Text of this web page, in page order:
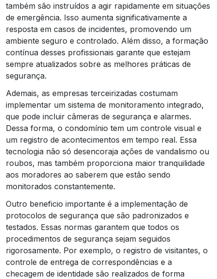
também são instruídos a agir rapidamente em situações
de emergência. Isso aumenta significativamente a
resposta em casos de incidentes, promovendo um
ambiente seguro e controlado. Além disso, a formação
contínua desses profissionais garante que estejam
sempre atualizados sobre as melhores práticas de
segurança.
Ademais, as empresas terceirizadas costumam
implementar um sistema de monitoramento integrado,
que pode incluir câmeras de segurança e alarmes.
Dessa forma, o condomínio tem um controle visual e
um registro de acontecimentos em tempo real. Essa
tecnologia não só desencoraja ações de vandalismo ou
roubos, mas também proporciona maior tranquilidade
aos moradores ao saberem que estão sendo
monitorados constantemente.
Outro beneficio importante é a implementação de
protocolos de segurança que são padronizados e
testados. Essas normas garantem que todos os
procedimentos de segurança sejam seguidos
rigorosamente. Por exemplo, o registro de visitantes, o
controle de entrega de correspondências e a
checagem de identidade são realizados de forma